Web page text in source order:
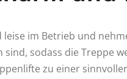
leise im Betrieb und
sind, sodass die Treppe
zu einer